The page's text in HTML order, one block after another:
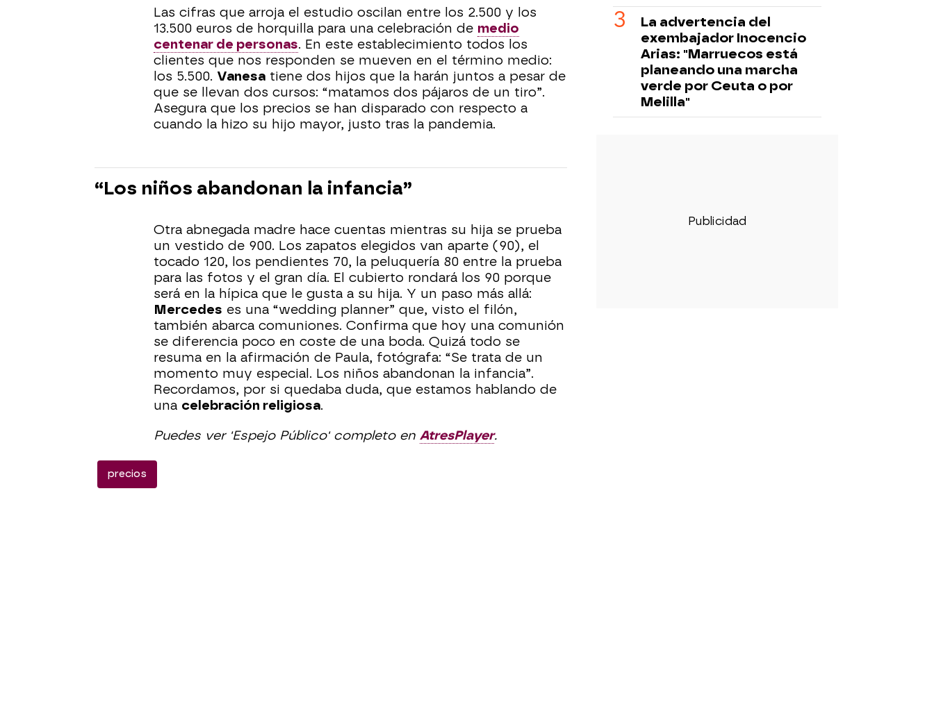
Las cifras que arroja el estudio oscilan entre los 2.500 y los
13.500 euros de horquilla para una celebración de medio
centenar de personas. En este establecimiento todos los
clientes que nos responden se mueven en el término medio:
los 5.500. Vanesa tiene dos hijos que la harán juntos a pesar de
que se llevan dos cursos: “matamos dos pájaros de un tiro”.
Asegura que los precios se han disparado con respecto a
cuando la hizo su hijo mayor, justo tras la pandemia.
“Los niños abandonan la infancia”
Otra abnegada madre hace cuentas mientras su hija se prueba
un vestido de 900. Los zapatos elegidos van aparte (90), el
tocado 120, los pendientes 70, la peluquería 80 entre la prueba
para las fotos y el gran día. El cubierto rondará los 90 porque
será en la hípica que le gusta a su hija. Y un paso más allá:
Mercedes es una “wedding planner” que, visto el filón,
también abarca comuniones. Confirma que hoy una comunión
se diferencia poco en coste de una boda. Quizá todo se
resuma en la afirmación de Paula, fotógrafa: “Se trata de un
momento muy especial. Los niños abandonan la infancia”.
Recordamos, por si quedaba duda, que estamos hablando de
una celebración religiosa.
Puedes ver 'Espejo Público' completo en AtresPlayer.
precios
La advertencia del
exembajador Inocencio
Arias: "Marruecos está
planeando una marcha
verde por Ceuta o por
Melilla"